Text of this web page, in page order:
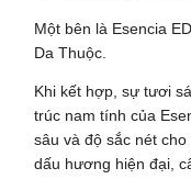
Một bên là Esencia
Da Thuộc.
Khi kết hợp, sự tươi
trúc nam tính của
sâu và độ sắc nét
dấu hương hiện đại,